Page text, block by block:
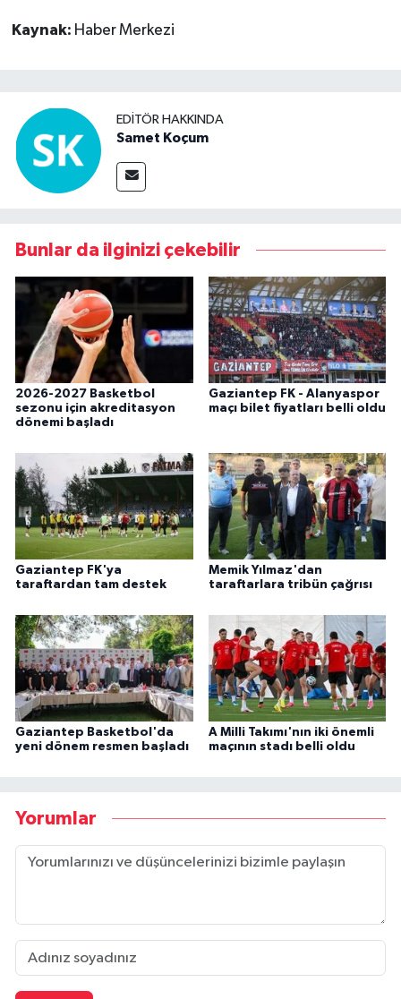
Kaynak: Haber Merkezi
EDITÖR HAKKINDA
Samet Koçum
Bunlar da ilginizi çekebilir
2026-2027 Basketbol
sezonu için akreditasyon
dönemi başladı
Gaziantep FK - Alanyaspor
maçı bilet fiyatları belli oldu
Gaziantep FK'ya
taraftardan tam destek
Memik Yılmaz'dan
taraftarlara tribün çağrısı
Gaziantep Basketbol'da
yeni dönem resmen başladı
A Milli Takımı'nın iki önemli
maçının stadı belli oldu
Yorumlar